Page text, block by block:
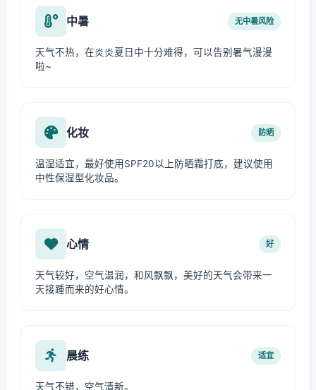
中暑 无中暑风险
天气不热，在炎炎夏日中十分难得，可以告别暑气漫漫
啦~
化妆 防晒
温湿适宜，最好使用SPF20以上防晒霜打底，建议使用
中性保湿型化妆品。
心情 好
天气较好，空气温润，和风飘飘，美好的天气会带来一
天接踵而来的好心情。
晨练 适宜
天气不错，空气清新。